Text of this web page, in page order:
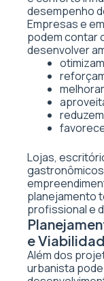
desempenho
Empresas e
podem contar
desenvolver
Lojas,
planejamento
profissional e
e
Além dos
urbanista